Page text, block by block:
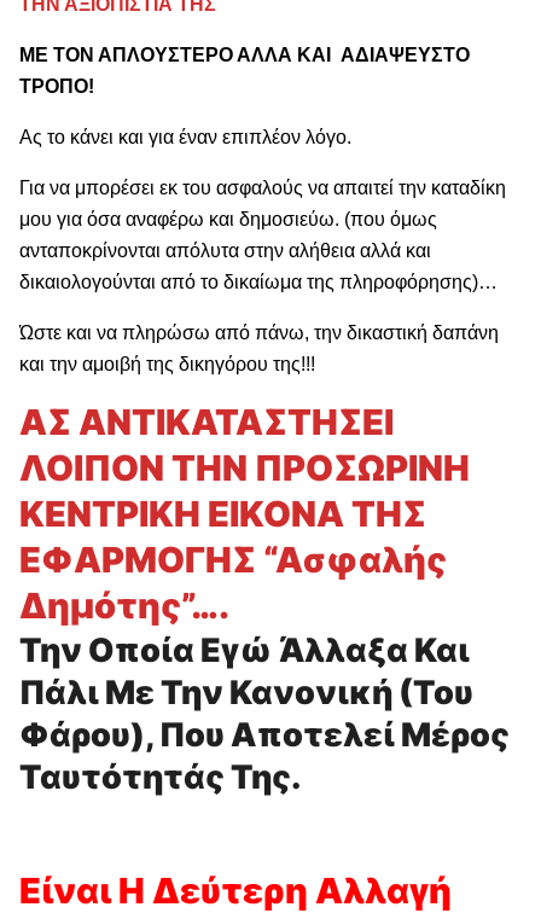
ΜΕ ΤΟΝ ΑΠΛΟΥΣΤΕΡΟ ΑΛΛΑ ΚΑΙ ΑΔΙΑΨΕΥΣΤΟ
ΤΡΟΠΟ!
Ας το κάνει και για έναν επιπλέον λόγο.
Για να μπορέσει εκ του ασφαλούς να απαιτεί την καταδίκη
μου για όσα αναφέρω και δημοσιεύω. (που όμως
ανταποκρίνονται απόλυτα στην αλήθεια αλλά και
δικαιολογούνται από το δικαίωμα της πληροφόρησης)…
Ώστε και να πληρώσω από πάνω, την δικαστική δαπάνη
και την αμοιβή της δικηγόρου της!!!
ΑΣ ΑΝΤΙΚΑΤΑΣΤΗΣΕΙ
ΛΟΙΠΟΝ ΤΗΝ ΠΡΟΣΩΡΙΝΗ
ΚΕΝΤΡΙΚΗ ΕΙΚΟΝΑ ΤΗΣ
ΕΦΑΡΜΟΓΗΣ “Ασφαλής
Δημότης”….
Την Οποία Εγώ Άλλαξα Και
Πάλι Με Την Κανονική (του
Φάρου), Που Αποτελεί Μέρος
Ταυτότητάς Της.
Είναι Η Δεύτερη Αλλαγή